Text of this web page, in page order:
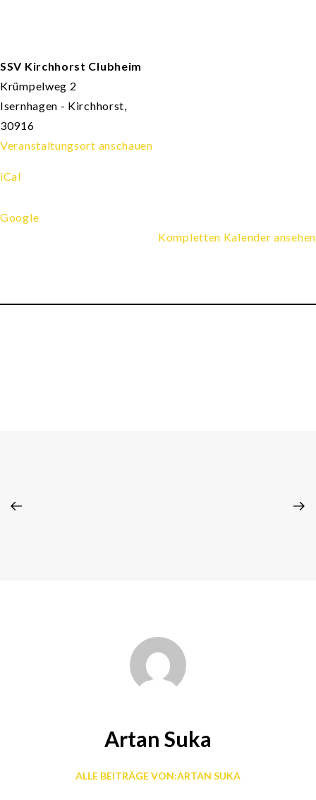
SSV Kirchhorst Clubheim
Krümpelweg 2
Isernhagen - Kirchhorst,
30916
Veranstaltungsort anschauen
iCal
Google
Kompletten Kalender ansehen
Artan Suka
ALLE BEITRÄGE VON:ARTAN SUKA